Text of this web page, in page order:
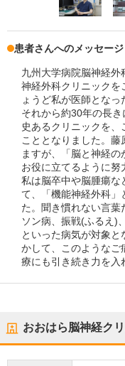
患者さんへのメッセージ
九州大学病院脳神経
神経外科クリニックを
ょうど私が医師となっ
それから約30年の長
史あるクリニックを、
こととなりました。藤
ますが、「脳と神経
お役に立てるように努
私は脳卒中や脳腫瘍な
て、「機能神経外科」
た。聞き慣れない言葉
ソン病、振戦(ふるえ)
といった病気が対象
かして、このようなご
療にも引き続き力を入
おおはら脳神経ク